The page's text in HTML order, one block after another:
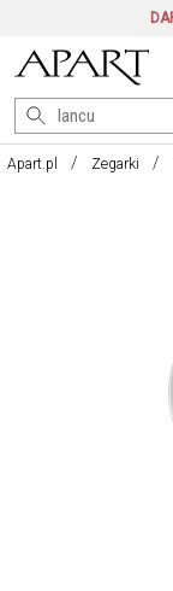
Apart.pl Zegarki